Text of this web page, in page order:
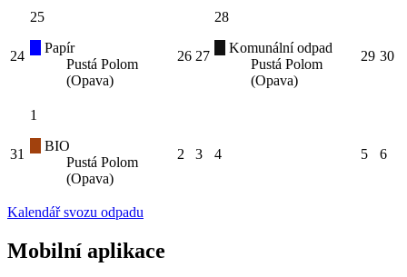
24
25
Papír
Pustá Polom
(Opava)
26 27
28
Komunální odpad
Pustá Polom
(Opava)
29 30
31
1
BIO
Pustá Polom
(Opava)
2 3 4 5 6
Kalendář svozu odpadu
Mobilní aplikace